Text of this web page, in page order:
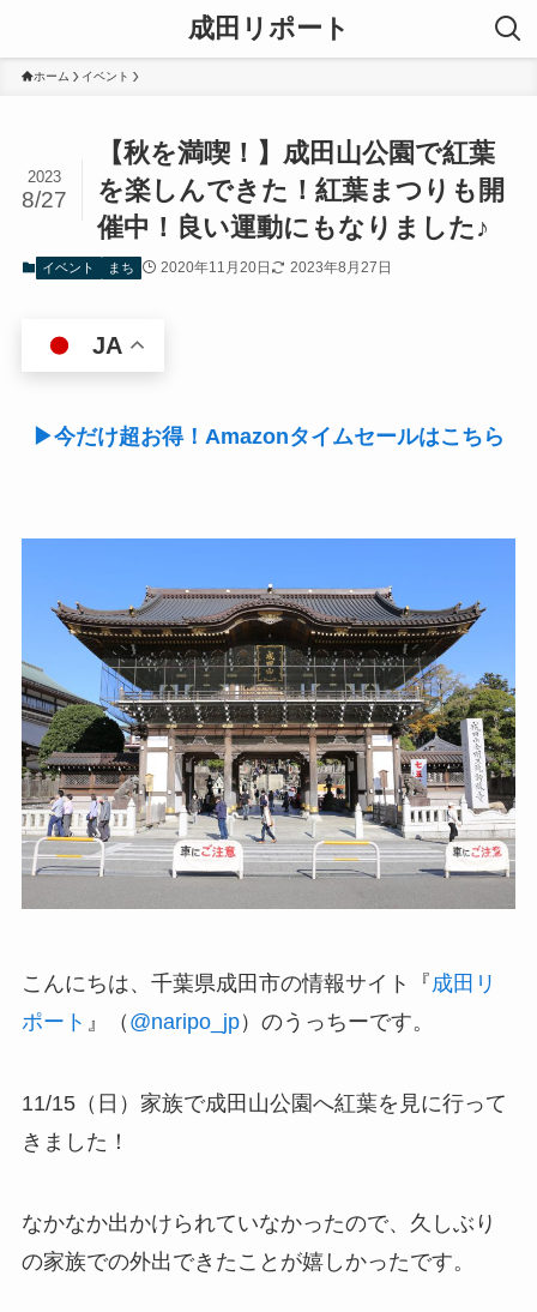
成田リポート
ホーム イベント
【秋を満喫！】成田山公園で紅葉
を楽しんできた！紅葉まつりも開
催中！良い運動にもなりました♪
2023
8/27
イベント まち 2020年11月20日 2023年8月27日
JA
▶今だけ超お得！Amazonタイムセールはこちら
こんにちは、千葉県成田市の情報サイト『成田リ
ポート 』（ @naripo_jp）のうっちーです。
11/15（日）家族で成田山公園へ紅葉を見に行って
きました！
なかなか出かけられていなかったので、久しぶり
の家族での外出できたことが嬉しかったです。